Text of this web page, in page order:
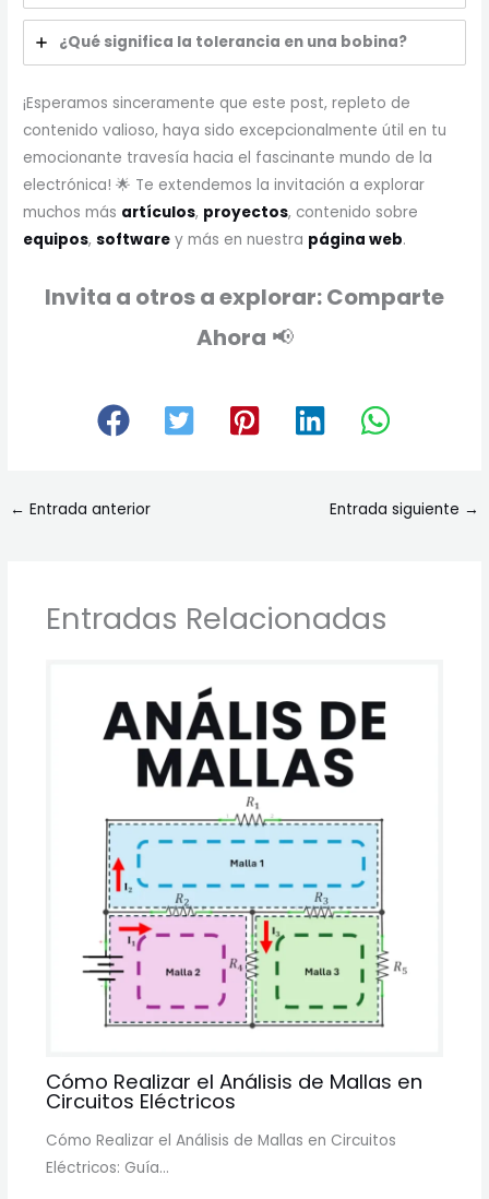
¿Qué significa la tolerancia en una bobina?
¡Esperamos sinceramente que este post, repleto de
contenido valioso, haya sido excepcionalmente útil en tu
emocionante travesía hacia el fascinante mundo de la
electrónica! 🌟 Te extendemos la invitación a explorar
muchos más artículos, proyectos, contenido sobre
equipos,software y más en nuestra página web.
Invita a otros a explorar: Comparte
Ahora 📢
← Entrada anterior Entrada siguiente →
Entradas Relacionadas
Cómo Realizar el Análisis de Mallas en
Circuitos Eléctricos
Cómo Realizar el Análisis de Mallas en Circuitos
Eléctricos: Guía…